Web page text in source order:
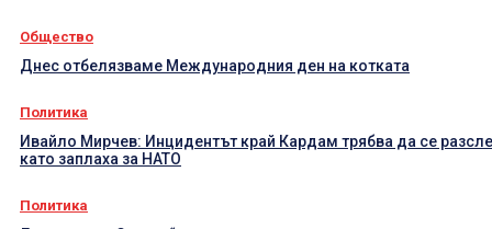
Общество
Днес отбелязваме Международния ден на котката
Политика
Ивайло Мирчев: Инцидентът край Кардам трябва да се
като заплаха за НАТО
Политика